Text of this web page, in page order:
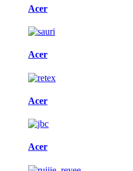
Acer
Acer
Acer
Acer